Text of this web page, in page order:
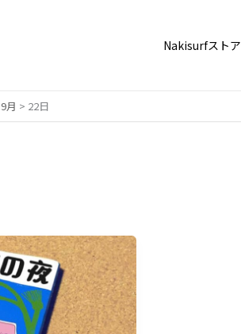
Nakisurfストア
9月 > 22日